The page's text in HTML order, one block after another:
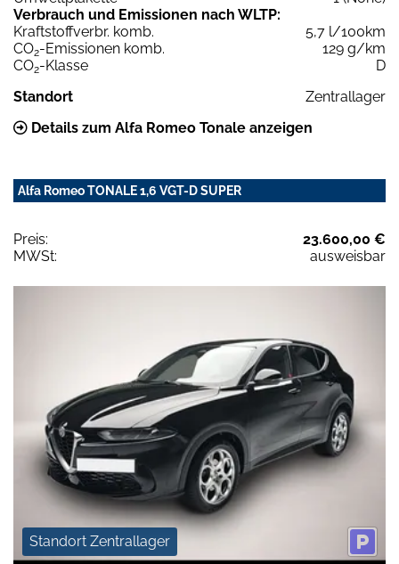
Verbrauch und Emissionen nach WLTP:
Kraftstoffverbr. komb.
5,7 l/100km
CO2-Emissionen komb.
129 g/km
CO2-Klasse
D
Standort
Zentrallager
Details zum Alfa Romeo Tonale anzeigen
Alfa Romeo TONALE 1,6 VGT-D SUPER
Preis:
23.600,00 €
MWSt:
ausweisbar
Standort Zentrallager